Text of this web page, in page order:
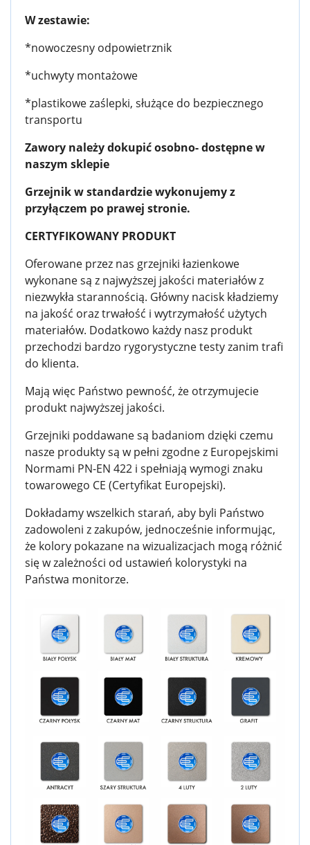
W zestawie:
*nowoczesny odpowietrznik
*uchwyty montażowe
*plastikowe zaślepki, służące do bezpiecznego
transportu
Zawory należy dokupić osobno- dostępne w
naszym sklepie
Grzejnik w standardzie wykonujemy z
przyłączem po prawej stronie.
CERTYFIKOWANY PRODUKT
Oferowane przez nas grzejniki łazienkowe
wykonane są z najwyższej jakości materiałów z
niezwykła starannością. Główny nacisk kładziemy
na jakość oraz trwałość i wytrzymałość użytych
materiałów. Dodatkowo każdy nasz produkt
przechodzi bardzo rygorystyczne testy zanim trafi
do klienta.
Mają więc Państwo pewność, że otrzymujecie
produkt najwyższej jakości.
Grzejniki poddawane są badaniom dzięki czemu
nasze produkty są w pełni zgodne z Europejskimi
Normami PN-EN 422 i spełniają wymogi znaku
towarowego CE (Certyfikat Europejski).
Dokładamy wszelkich starań, aby byli Państwo
zadowoleni z zakupów, jednocześnie informując,
że kolory pokazane na wizualizacjach mogą różnić
się w zależności od ustawień kolorystyki na
Państwa monitorze.